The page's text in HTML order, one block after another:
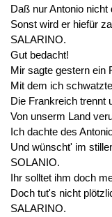
Daß nur Antonio nicht
Sonst wird er hiefür
SALARINO.
Gut bedacht!
Mir sagte gestern ein
Mit dem ich
Die Frankreich trennt
Von unserm Land
Ich dachte des
Und wünscht' im
SOLANIO.
Ihr solltet ihm doch
Doch tut's nicht
SALARINO.